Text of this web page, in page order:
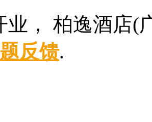
业， 柏逸酒店(
反馈.